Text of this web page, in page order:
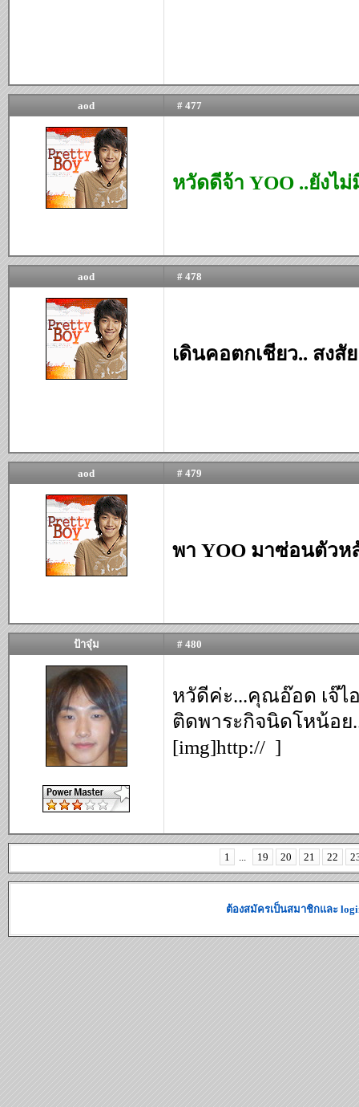
aod # 477
หวัดดีจ้า YOO ..ยังไม่
aod # 478
เดินคอตกเชียว.. สงสั
aod # 479
พา YOO มาซ่อนตัวห
ป้าจุ๋ม # 480
หวัดีค่ะ...คุณอ๊อด เจ๊ไ
ติดพาระกิจนิดโหน้อ
[img]http:// ]
1 19 20 21 22
ต้องสมัครเป็นสมาชิกและ